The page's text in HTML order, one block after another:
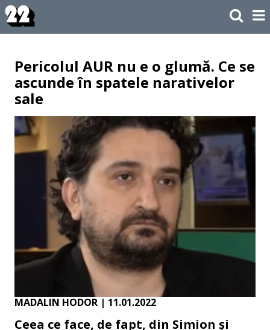
Pericolul AUR nu e o glumă. Ce se
ascunde în spatele narativelor
sale
MADALIN HODOR | 11.01.2022
Ceea ce face, de fapt, din Simion și